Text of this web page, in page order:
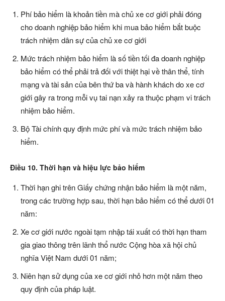
Phí bảo hiểm là khoản tiền mà chủ xe cơ giới phải đóng
cho doanh nghiệp bảo hiểm khi mua bảo hiểm bắt buộc
trách nhiệm dân sự của chủ xe cơ giới
Mức trách nhiệm bảo hiểm là số tiền tối đa doanh nghiệp
bảo hiểm có thể phải trả đối với thiệt hại về thân thể, tính
mạng và tài sản của bên thứ ba và hành khách do xe cơ
giới gây ra trong mỗi vụ tai nạn xảy ra thuộc phạm vi trách
nhiệm bảo hiểm.
Bộ Tài chính quy định mức phí và mức trách nhiệm bảo
hiểm.
Điều 10. Thời hạn và hiệu lực bảo hiểm
Thời hạn ghi trên Giấy chứng nhận bảo hiểm là một năm,
trong các trường hợp sau, thời hạn bảo hiểm có thể dưới 01
năm:
Xe cơ giới nước ngoài tạm nhập tái xuất có thời hạn tham
gia giao thông trên lãnh thổ nước Cộng hòa xã hội chủ
nghĩa Việt Nam dưới 01 năm;
Niên hạn sử dụng của xe cơ giới nhỏ hơn một năm theo
quy định của pháp luật.